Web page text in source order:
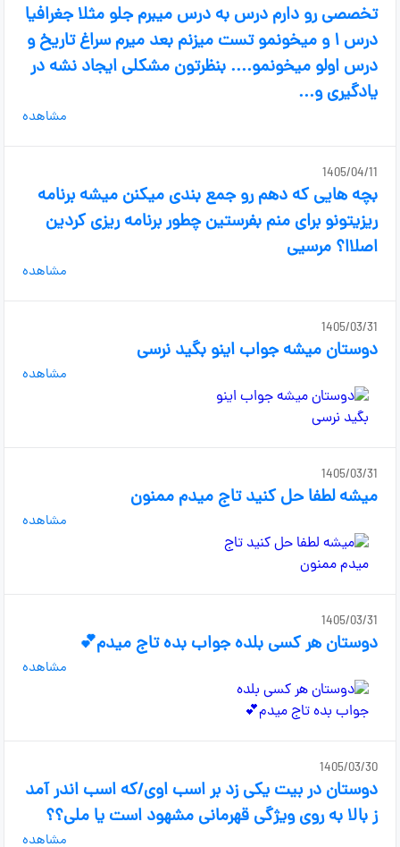
تخصصی رو دارم درس به درس میبرم جلو مثلا جغرافیا
درس ۱ و میخونمو تست میزنم بعد میرم سراغ تاریخ و
درس اولو میخونمو.... بنظرتون مشکلی ایجاد نشه در
یادگیری و...
مشاهده
1405/04/11
بچه هایی که دهم رو جمع بندی میکنن میشه برنامه
ریزیتونو برای منم بفرستین چطور برنامه ریزی کردین
اصلاا؟ مرسیی
مشاهده
1405/03/31
دوستان میشه جواب اینو بگید نرسی
مشاهده
1405/03/31
میشه لطفا حل کنید تاج میدم ممنون
مشاهده
1405/03/31
دوستان هر کسی بلده جواب بده تاج میدم💕
مشاهده
1405/03/30
دوستان در بیت یکی زد بر اسب اوی/که اسب اندر آمد
ز بالا به روی ویژگی قهرمانی مشهود است یا ملی؟؟
مشاهده